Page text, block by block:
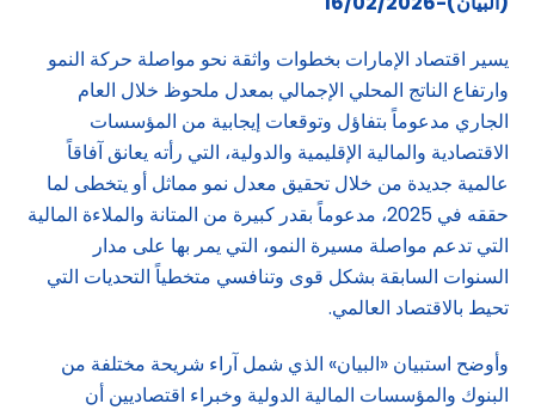
يسير اقتصاد الإمارات بخطوات واثقة نحو مواصلة حركة النمو
وارتفاع الناتج المحلي الإجمالي بمعدل ملحوظ خلال العام
الجاري مدعوماً بتفاؤل وتوقعات إيجابية من المؤسسات
الاقتصادية والمالية الإقليمية والدولية، التي رأته يعانق آفاقاً
عالمية جديدة من خلال تحقيق معدل نمو مماثل أو يتخطى لما
حققه في 2025، مدعوماً بقدر كبيرة من المتانة والملاءة المالية
التي تدعم مواصلة مسيرة النمو، التي يمر بها على مدار
السنوات السابقة بشكل قوى وتنافسي متخطياً التحديات التي
تحيط بالاقتصاد العالمي.
وأوضح استبيان «البيان» الذي شمل آراء شريحة مختلفة من
البنوك والمؤسسات المالية الدولية وخبراء اقتصاديين أن